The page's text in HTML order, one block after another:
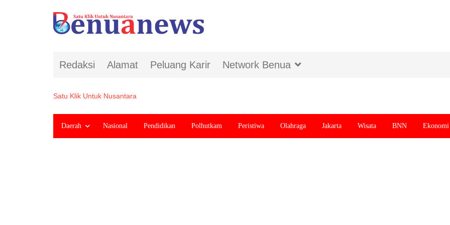
Redaksi Alamat Peluang Karir Network Benua
Satu Klik Untuk Nusantara
Daerah Nasional Pendidikan Polhutkam Peristiwa Olahraga Jakarta Wisata BNN Ekonomi